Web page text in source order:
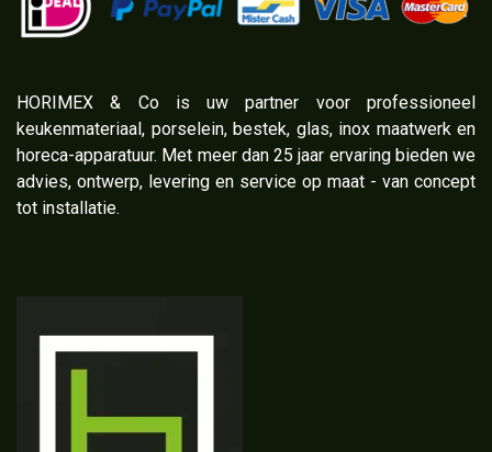
​HORIMEX & Co is uw partner voor professioneel
keukenmateriaal, porselein, bestek, glas, inox maatwerk en
horeca-apparatuur. Met meer dan 25 jaar ervaring bieden we
advies, ontwerp, levering en service op maat - van concept
tot installatie.